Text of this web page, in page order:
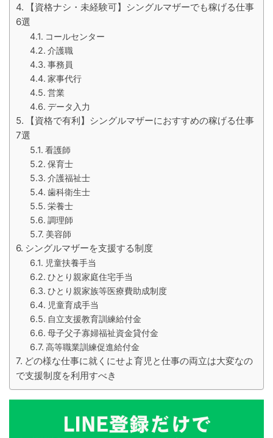
【資格ナシ・未経験可】シングルマザーでも稼げる仕事
6選
コールセンター
介護職
事務員
家事代行
営業
データ入力
【資格で有利】シングルマザーにおすすめの稼げる仕事
7選
看護師
保育士
介護福祉士
歯科衛生士
栄養士
調理師
美容師
シングルマザーを支援する制度
児童扶養手当
ひとり親家庭住宅手当
ひとり親家族等医療費助成制度
児童育成手当
自立支援教育訓練給付金
母子父子寡婦福祉資金貸付金
高等職業訓練促進給付金
どの様な仕事に就くにせよ育児と仕事の両立は大変なの
で支援制度を利用すべき